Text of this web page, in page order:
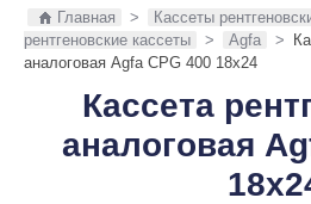
Главная > Кассеты
рентгеновские кассеты
> Agfa >
аналоговая Agfa CPG 400 18x24
Кассета
аналоговая